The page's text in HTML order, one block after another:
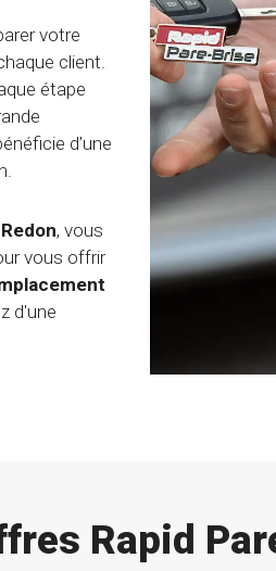
votre
client.
étape
d’une
, vous
vous offrir
d'une
Rapid